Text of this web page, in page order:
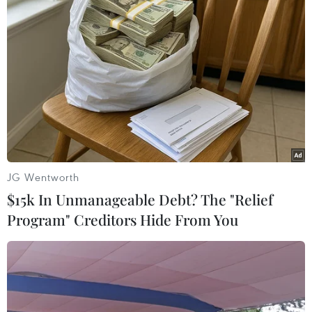
(TTXVN/Vietnam+)
#SEA Games 30
#Cổ động viên
#Huy chương Vàng
JG Wentworth
$15k In Unmanageable Debt? The "Relief
Program" Creditors Hide From You